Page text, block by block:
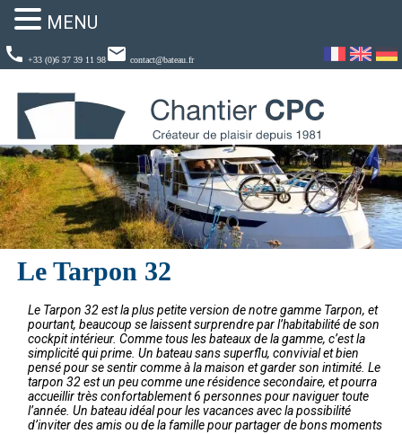
call +33 (0)6 37 39 11 98email contact@bateau.fr
Le Tarpon 32
Le Tarpon 32 est la plus petite version de notre gamme Tarpon, et
pourtant, beaucoup se laissent surprendre par l’habitabilité de son
cockpit intérieur. Comme tous les bateaux de la gamme, c’est la
simplicité qui prime. Un bateau sans superflu, convivial et bien
pensé pour se sentir comme à la maison et garder son intimité. Le
tarpon 32 est un peu comme une résidence secondaire, et pourra
accueillir très confortablement 6 personnes pour naviguer toute
l’année. Un bateau idéal pour les vacances avec la possibilité
d’inviter des amis ou de la famille pour partager de bons moments
MENU